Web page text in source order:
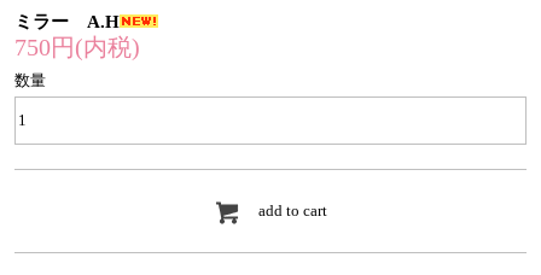
ミラー A.H
750円(内税)
数量
add to cart